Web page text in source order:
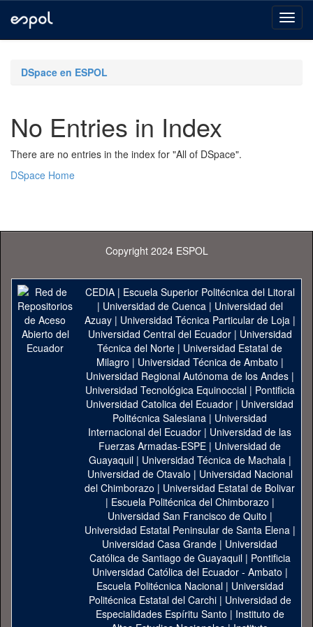
navigationDSpace en ESPOL
No Entries in Index
There are no entries in the index for "All of DSpace".
DSpace Home
Copyright 2024 ESPOL
CEDIA| Escuela Superior Politécnica del Litoral
| Universidad de Cuenca| Universidad del
Azuay| Universidad Técnica Particular de Loja|
Universidad Central del Ecuador| Universidad
Técnica del Norte | Universidad Estatal de
Milagro | Universidad Técnica de Ambato |
Universidad Regional Autónoma de los Andes|
Universidad Tecnológica Equinoccial| Pontificia
Universidad Catolica del Ecuador | Universidad
Politécnica Salesiana | Universidad
Internacional del Ecuador | Universidad de las
Fuerzas Armadas-ESPE | Universidad de
Guayaquil| Universidad Técnica de Machala|
Universidad de Otavalo | Universidad Nacional
del Chimborazo | Universidad Estatal de Bolivar
| Escuela Politécnica del Chimborazo |
Universidad San Francisco de Quito |
Universidad Estatal Peninsular de Santa Elena|
Universidad Casa Grande | Universidad
Católica de Santiago de Guayaquil| Pontificia
Universidad Católica del Ecuador - Ambato |
Escuela Politécnica Nacional| Universidad
Politécnica Estatal del Carchi| Universidad de
Especialidades Espíritu Santo | Instituto de